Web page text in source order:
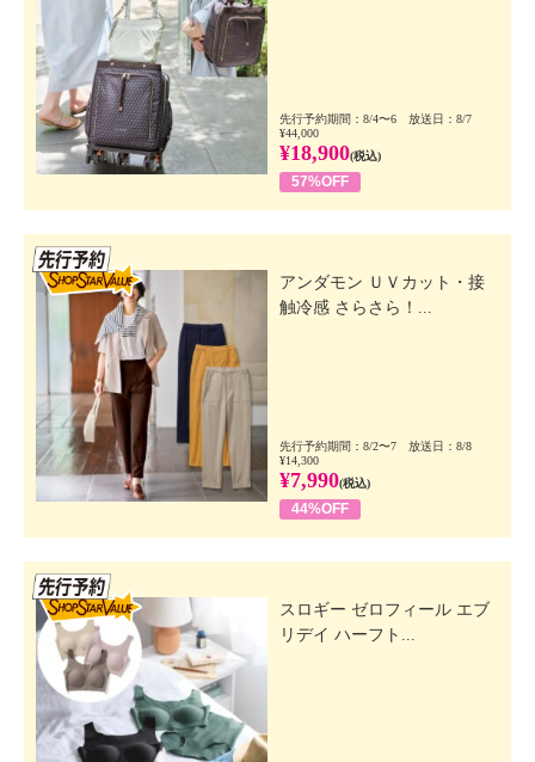
先行予約期間：8/4〜6 放送日：8/7
¥44,000
¥18,900(税込)
57%OFF
アンダモン ＵＶカット・接
触冷感 さらさら！...
先行予約期間：8/2〜7 放送日：8/8
¥14,300
¥7,990(税込)
44%OFF
スロギー ゼロフィール エブ
リデイ ハーフト...